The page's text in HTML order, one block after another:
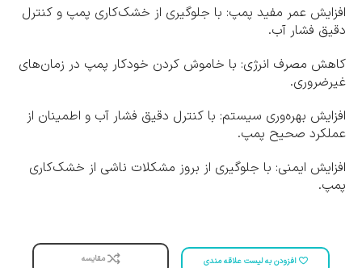
افزایش عمر مفید پمپ: با جلوگیری از خشک‌کاری پمپ و کنترل
دقیق فشار آب.
کاهش مصرف انرژی: با خاموش کردن خودکار پمپ در زمان‌های
غیرضروری.
افزایش بهره‌وری سیستم: با کنترل دقیق فشار آب و اطمینان از
عملکرد صحیح پمپ.
افزایش ایمنی: با جلوگیری از بروز مشکلات ناشی از خشک‌کاری
پمپ.
افزودن به لیست علاقه مندی مقایسه